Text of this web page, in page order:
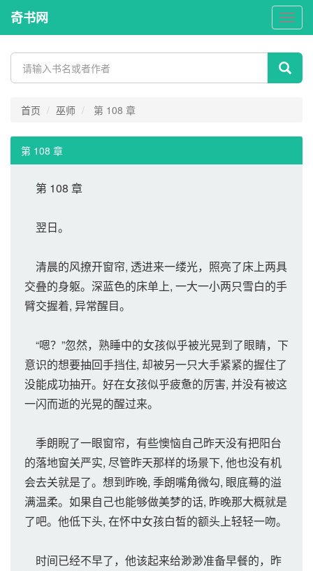
奇
书
奇书网
首页 巫师 第 108 章
第 108 章
第 108 章
翌日。
清晨的风撩开窗帘, 透进来一缕光，照亮了床上两具
交叠的身躯。深蓝色的床单上, 一大一小两只雪白的手
臂交握着, 异常醒目。
“嗯？”忽然，熟睡中的女孩似乎被光晃到了眼睛，下
意识的想要抽回手挡住, 却被另一只大手紧紧的握住了
没能成功抽开。好在女孩似乎疲惫的厉害, 并没有被这
一闪而逝的光晃的醒过来。
季朗睨了一眼窗帘，有些懊恼自己昨天没有把阳台
的落地窗关严实, 尽管昨天那样的场景下, 他也没有机
会去关就是了。想到昨晚, 季朗嘴角微勾, 眼底蓦的溢
满温柔。如果自己也能够做美梦的话, 昨晚那大概就是
了吧。他低下头, 在怀中女孩白皙的额头上轻轻一吻。
时间已经不早了，他该起来给渺渺准备早餐的，昨